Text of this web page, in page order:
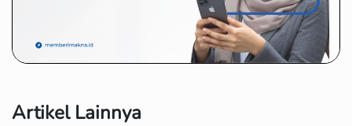
Artikel Lainnya